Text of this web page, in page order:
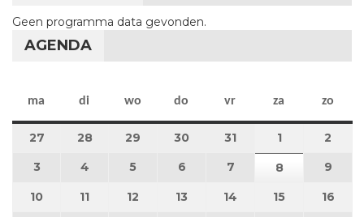
Geen programma data gevonden.
AGENDA
ma maandag
di dinsdag
wo woensdag
do donderdag
vr vrijdag
za zaterdag
zo
27 27 juli 2026
28 28 juli 2026
29 29 juli 2026
30 30 juli 2026
31 31 juli 2026
11 augustus
2
3 3 augustus 2026
4 4 augustus 2026
5 5 augustus 2026
6 6 augustus 2026
7 7 augustus 2026
88 augustus
9
10 10 augustus 2026
11 11 augustus 2026
12 12 augustus 2026
13 13 augustus 2026
14 14 augustus 2026
15 15 16